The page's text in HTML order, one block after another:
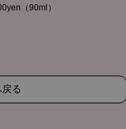
（90ml）
る